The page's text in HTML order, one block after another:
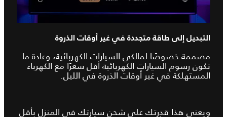
التبديل إلى طاقة متجددة في غير أوقات الذروة
مصممة خصوصًا لمالكي السيارات الكهربائية، وعادة ما
تكون رسوم السيارات الكهربائية أقل سعرًا مع الكهرباء
المستهلكة في غير أوقات الذروة في الليل.
ويعني هذا قدرتك على شحن سيارتك في المنزل بأقل